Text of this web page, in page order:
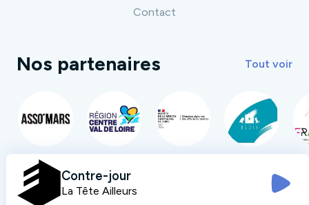
Contact
Nos partenaires Tout voir
Contre-jour
La Tête Ailleurs